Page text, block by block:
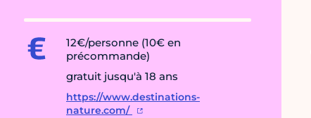
12€/personne (10€ en
précommande)
gratuit jusqu'à 18 ans
https://www.destinations-
nature.com/